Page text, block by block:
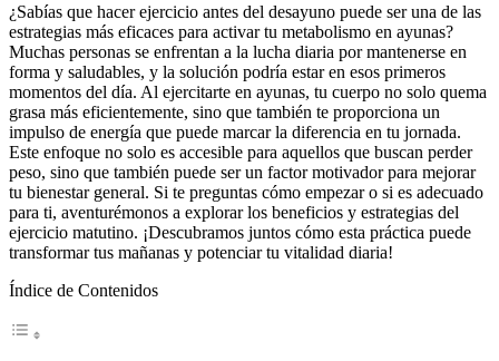
¿Sabías que hacer ejercicio antes del desayuno puede ser una de las
estrategias más eficaces para activar tu metabolismo en ayunas?
Muchas personas se enfrentan a la lucha diaria por mantenerse en
forma y saludables, y la solución podría estar en esos primeros
momentos del día. Al ejercitarte en ayunas, tu cuerpo no solo quema
grasa más eficientemente, sino que también te proporciona un
impulso de energía que puede marcar la diferencia en tu jornada.
Este enfoque no solo es accesible para aquellos que buscan perder
peso, sino que también puede ser un factor motivador para mejorar
tu bienestar general. Si te preguntas cómo empezar o si es adecuado
para ti, aventurémonos a explorar los beneficios y estrategias del
ejercicio matutino. ¡Descubramos juntos cómo esta práctica puede
transformar tus mañanas y potenciar tu vitalidad diaria!
Índice de Contenidos